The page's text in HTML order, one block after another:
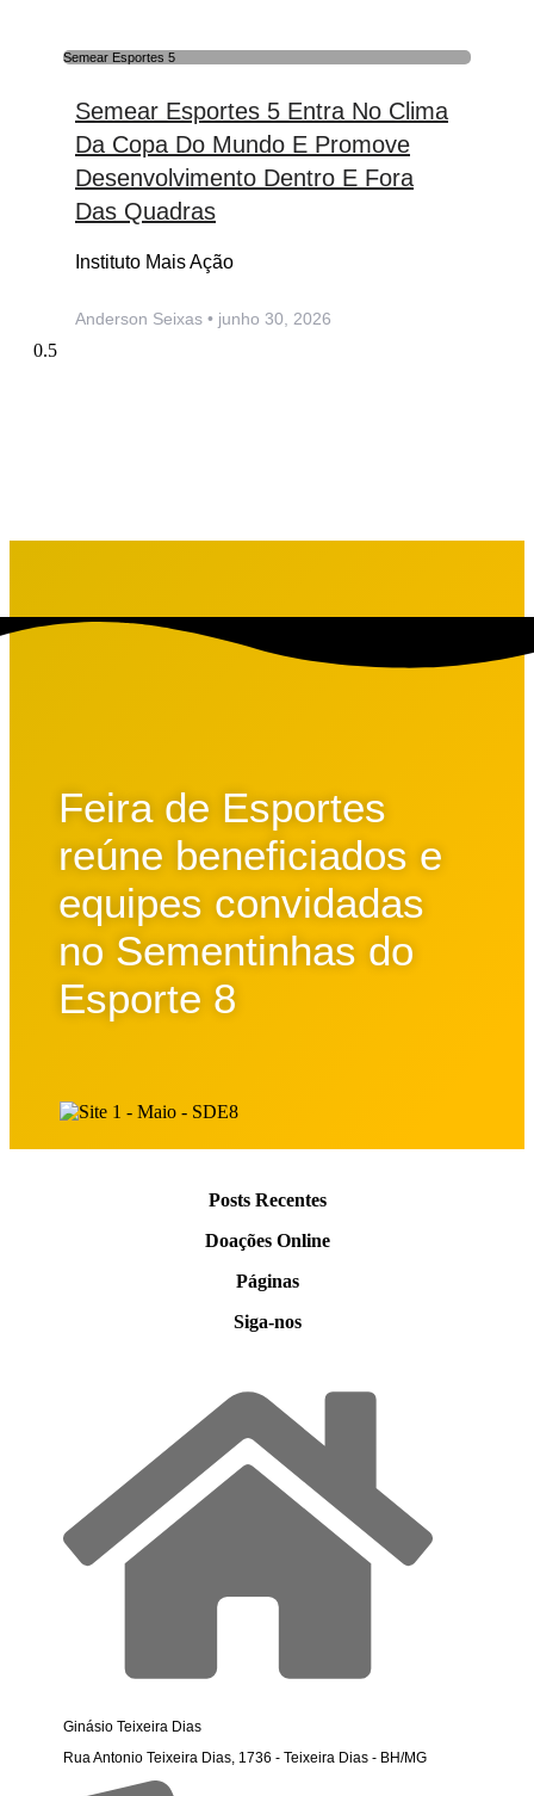
Semear Esportes 5
Semear Esportes 5 Entra No Clima
Da Copa Do Mundo E Promove
Desenvolvimento Dentro E Fora
Das Quadras
Instituto Mais Ação
Anderson Seixas junho 30, 2026
Feira de Esportes
reúne beneficiados e
equipes convidadas
no Sementinhas do
Esporte 8
Posts Recentes
Doações Online
Páginas
Siga-nos
Ginásio Teixeira Dias
Rua Antonio Teixeira Dias, 1736 - Teixeira Dias - BH/MG